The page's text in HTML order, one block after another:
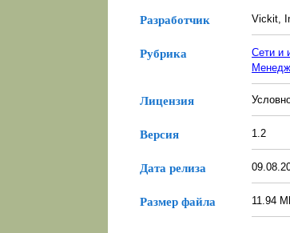
Разработчик Vickit,
Рубрика
Сети и
Лицензия
Версия 1.2
Дата релиза
Размер файла 11.94